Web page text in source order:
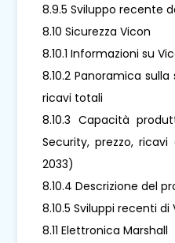
8.9.5 Sviluppo recente
8.10 Sicurezza Vicon
8.10.1 Informazioni su
8.10.2 Panoramica
ricavi totali
8.10.3 Capacità
Security, prezzo,
2033)
8.10.4 Descrizione del
8.10.5 Sviluppi recenti
8.11 Elettronica Marshall